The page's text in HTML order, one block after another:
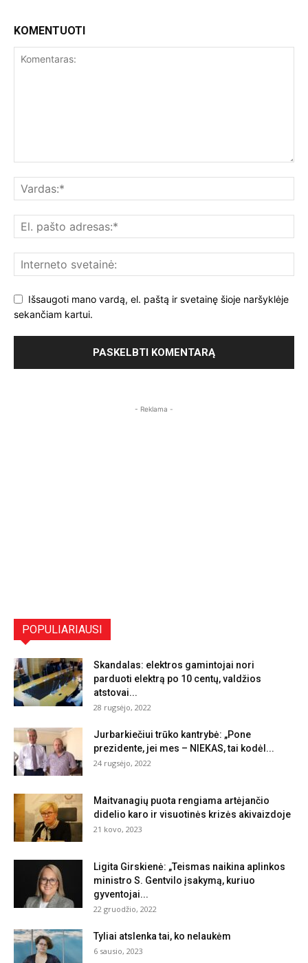
KOMENTUOTI
Išsaugoti mano vardą, el. paštą ir svetainę šioje naršyklėje
sekančiam kartui.
- Reklama -
POPULIARIAUSI
Skandalas: elektros gamintojai nori
parduoti elektrą po 10 centų, valdžios
atstovai...
28 rugsėjo, 2022
Jurbarkiečiui trūko kantrybė: „Pone
prezidente, jei mes – NIEKAS, tai kodėl...
24 rugsėjo, 2022
Maitvanagių puota rengiama artėjančio
didelio karo ir visuotinės krizės akivaizdoje
21 kovo, 2023
Ligita Girskienė: „Teismas naikina aplinkos
ministro S. Gentvilo įsakymą, kuriuo
gyventojai...
22 gruodžio, 2022
Tyliai atslenka tai, ko nelaukėm
6 sausio, 2023